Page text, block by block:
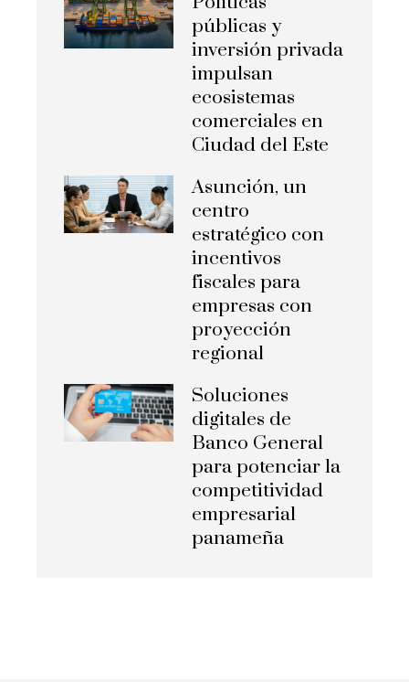
públicas y
inversión privada
impulsan
ecosistemas
comerciales en
Ciudad del Este
Asunción, un
centro
estratégico con
incentivos
fiscales para
empresas con
proyección
regional
Soluciones
digitales de
Banco General
para potenciar la
competitividad
empresarial
panameña